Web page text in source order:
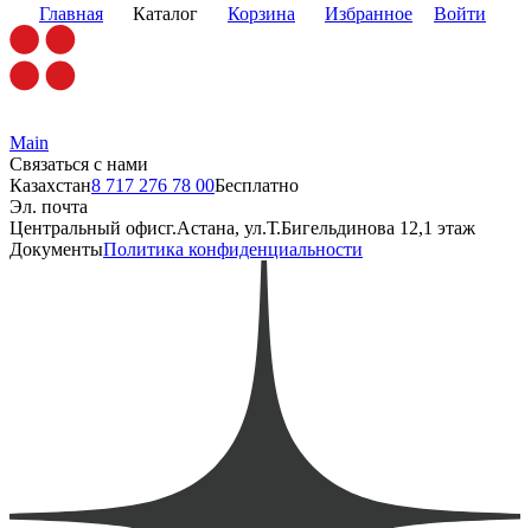
Главная Каталог Корзина Избранное Войти
Main
Связаться с нами
Казахстан8 717 276 78 00Бесплатно
Эл. почта
Центральный офисг.Астана, ул.Т.Бигельдинова 12,1 этаж
ДокументыПолитика конфиденциальности